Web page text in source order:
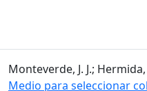
Monteverde, J. J.;
Medio para seleccionar